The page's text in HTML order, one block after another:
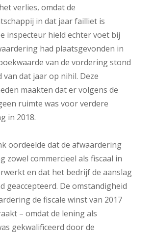
verlies, omdat de
in dat jaar failliet is
inspecteur hield echter voet bij
had plaatsgevonden in
van de vordering stond
van dat jaar op nihil. Deze
maakten dat er volgens de
ruimte was voor verdere
in 2018.
oordeelde dat de afwaardering
zowel commercieel als fiscaal in
en dat het bedrijf de aanslag
geaccepteerd. De omstandigheid
de fiscale winst van 2017
– omdat de lening als
gekwalificeerd door de